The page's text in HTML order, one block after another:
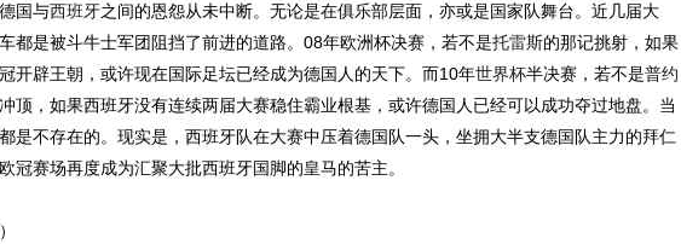
国与西班牙之间的恩怨从未中断。无论是在俱乐部层面，亦或是国家队舞台。近几届大
都是被斗牛士军团阻挡了前进的道路。08年欧洲杯决赛，若不是托雷斯的那记挑射，如果
开辟王朝，或许现在国际足坛已经成为德国人的天下。而10年世界杯半决赛，若不是普约
顶，如果西班牙没有连续两届大赛稳住霸业根基，或许德国人已经可以成功夺过地盘。当
是不存在的。现实是，西班牙队在大赛中压着德国队一头，坐拥大半支德国队主力的拜仁
冠赛场再度成为汇聚大批西班牙国脚的皇马的苦主。